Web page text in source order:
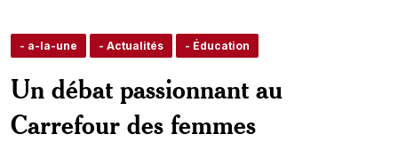
- a-la-une - Actualités - Éducation
Un débat passionnant au
Carrefour des femmes